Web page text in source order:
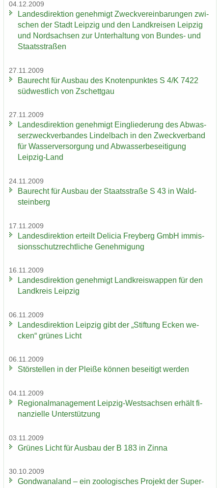
04.12.2009
Lan­des­di­rek­ti­on ge­neh­migt Zweck­ver­ein­ba­run­gen zwi­
schen der Stadt Leip­zig und den Land­krei­sen Leip­zig
und Nord­sach­sen zur Un­ter­hal­tung von Bundes-​ und
Staats­stra­ßen
27.11.2009
Bau­recht für Aus­bau des Kno­ten­punk­tes S 4/K 7422
süd­west­lich von Zschett­gau
27.11.2009
Lan­des­di­rek­ti­on ge­neh­migt Ein­glie­de­rung des Ab­was­
ser­zweck­ver­ban­des Lindel­bach in den Zweck­ver­band
für Was­ser­ver­sor­gung und Ab­was­ser­be­sei­ti­gung
Leipzig-​Land
24.11.2009
Bau­recht für Aus­bau der Staats­stra­ße S 43 in Wald­
stein­berg
17.11.2009
Lan­des­di­rek­ti­on er­teilt De­li­cia Frey­berg GmbH im­mis­
si­ons­schutz­recht­li­che Ge­neh­mi­gung
16.11.2009
Lan­des­di­rek­ti­on ge­neh­migt Land­kreis­wap­pen für den
Land­kreis Leip­zig
06.11.2009
Lan­des­di­rek­ti­on Leip­zig gibt der „Stif­tung Ecken we­
cken“ grü­nes Licht
06.11.2009
Stör­stel­len in der Plei­ße kön­nen be­sei­tigt wer­den
04.11.2009
Re­gio­nal­ma­nage­ment Leipzig-​Westsachsen er­hält fi­
nan­zi­el­le Un­ter­stüt­zung
03.11.2009
Grü­nes Licht für Aus­bau der B 183 in Zinna
30.10.2009
Gond­wa­na­land – ein zoo­lo­gi­sches Pro­jekt der Su­per­